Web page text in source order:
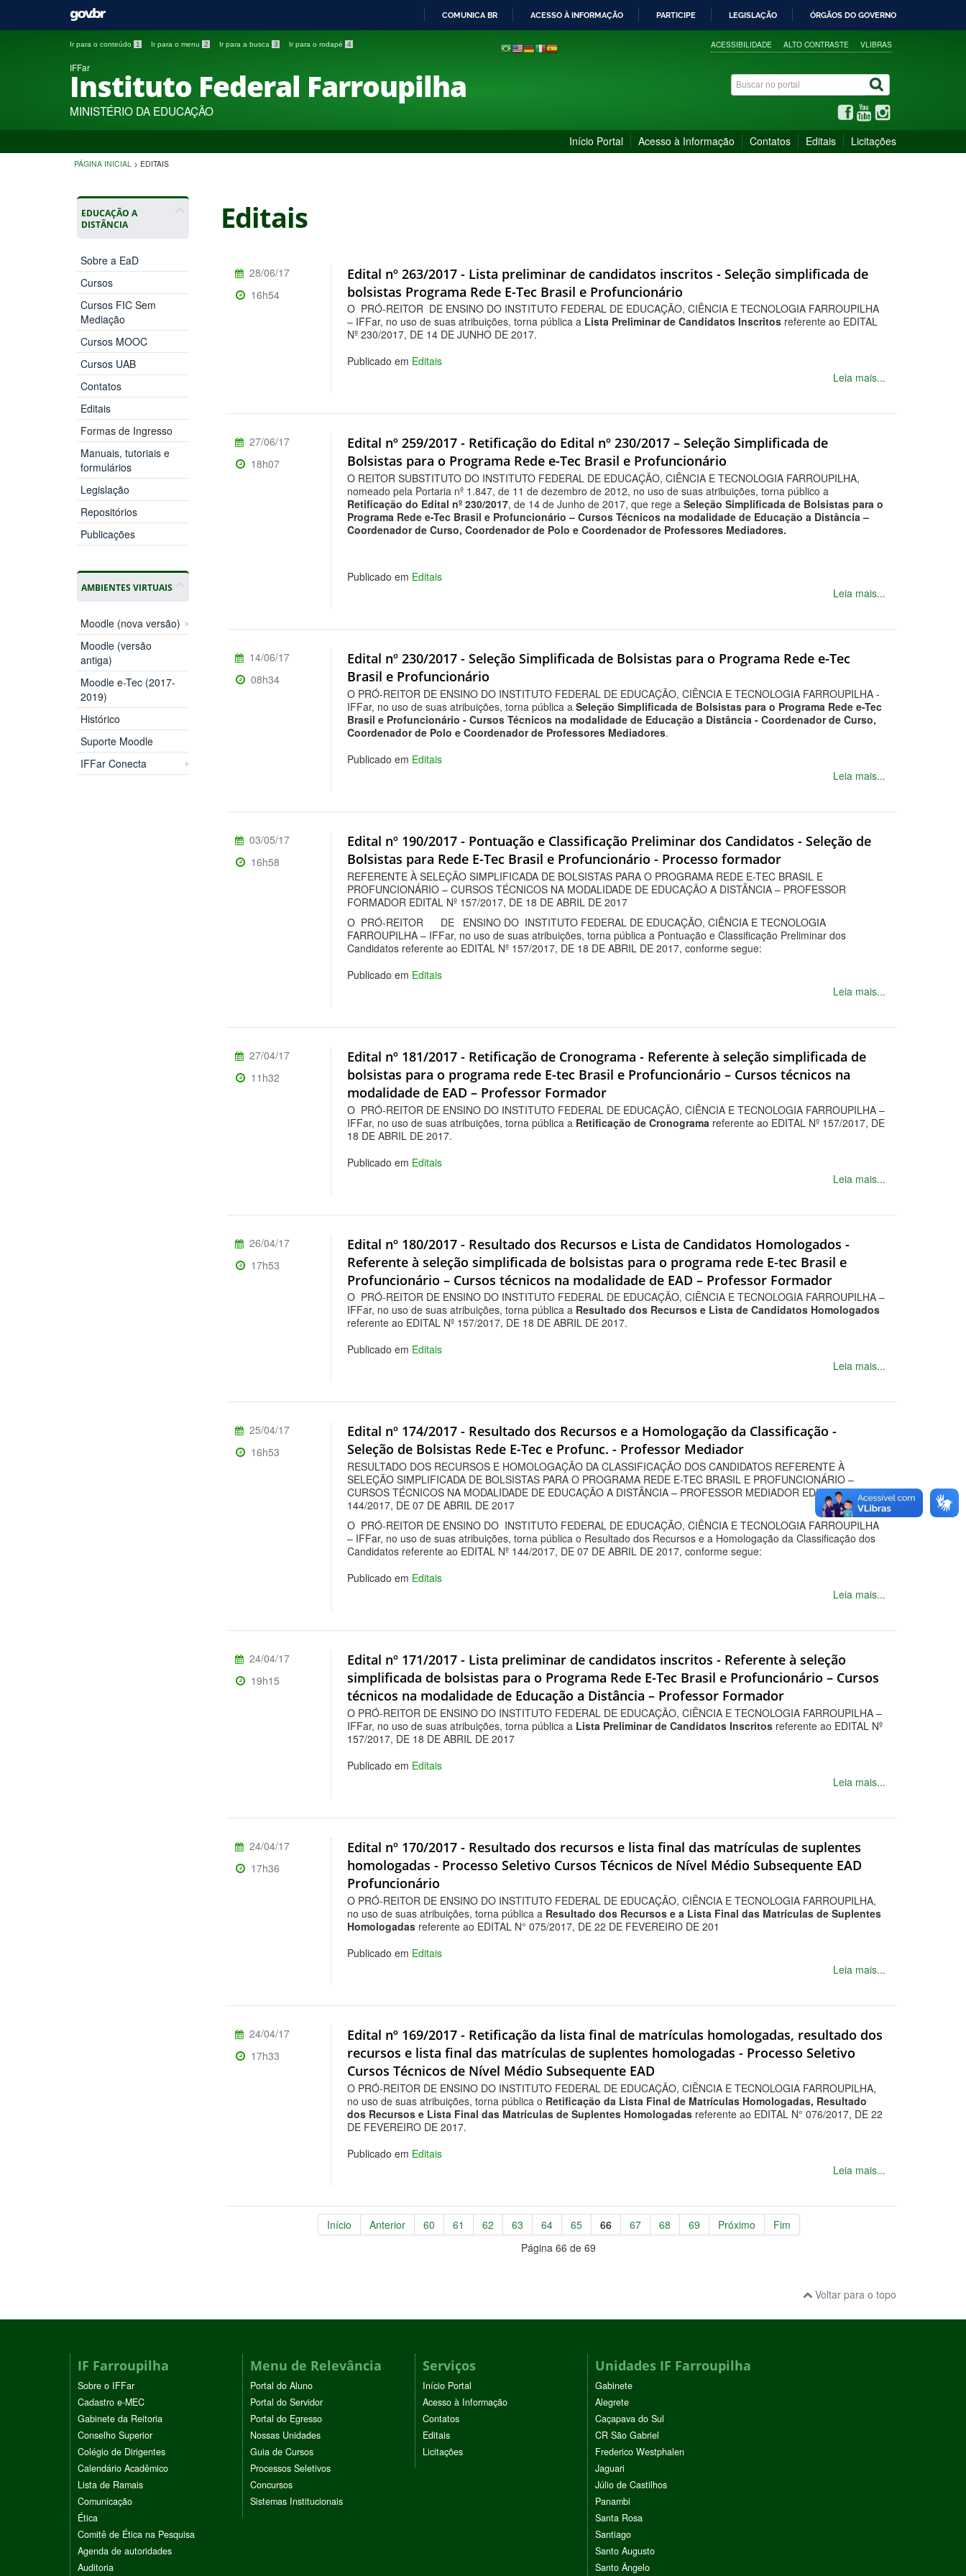
PARA
COMUNICA BR ACESSO À INFORMAÇÃO PARTICIPE LEGISLAÇÃO ÓRGÃOS DO GOVERNO
Ir para o conteúdo 1 Ir para o menu 2 Ir para a busca 3 Ir para o rodapé 4 ACESSIBILIDADE ALTO CONTRASTE VLIBRAS
IFFar
Instituto Federal Farroupilha
MINISTÉRIO DA EDUCAÇÃO
Início Portal Acesso à Informação Contatos Editais Licitações
PÁGINA INICIAL > EDITAIS
EDUCAÇÃO A
DISTÂNCIA
Sobre a EaD
Cursos
Cursos FIC Sem
Mediação
Cursos MOOC
Cursos UAB
Contatos
Editais
Formas de Ingresso
Manuais, tutoriais e
formulários
Legislação
Repositórios
Publicações
AMBIENTES VIRTUAIS
Moodle (nova versão)
Moodle (versão
antiga)
Moodle e-Tec (2017-
2019)
Histórico
Suporte Moodle
IFFar Conecta
Editais
Edital nº 263/2017 - Lista preliminar de candidatos inscritos - Seleção simplificada de
bolsistas Programa Rede E-Tec Brasil e Profuncionário
O PRÓ-REITOR DE ENSINO DO INSTITUTO FEDERAL DE EDUCAÇÃO, CIÊNCIA E TECNOLOGIA FARROUPILHA
– IFFar, no uso de suas atribuições, torna pública a Lista Preliminar de Candidatos Inscritos referente ao EDITAL
Nº 230/2017, DE 14 DE JUNHO DE 2017.
Publicado em Editais
Leia mais...
28/06/17
16h54
Edital nº 259/2017 - Retificação do Edital nº 230/2017 – Seleção Simplificada de
Bolsistas para o Programa Rede e-Tec Brasil e Profuncionário
O REITOR SUBSTITUTO DO INSTITUTO FEDERAL DE EDUCAÇÃO, CIÊNCIA E TECNOLOGIA FARROUPILHA,
nomeado pela Portaria nº 1.847, de 11 de dezembro de 2012, no uso de suas atribuições, torna público a
Retificação do Edital nº 230/2017, de 14 de Junho de 2017, que rege aSeleção Simplificada de Bolsistas para o
Programa Rede e-Tec Brasil e Profuncionário – Cursos Técnicos na modalidade de Educação a Distância –
Coordenador de Curso, Coordenador de Polo e Coordenador de Professores Mediadores.
Publicado em Editais
Leia mais...
27/06/17
18h07
Edital nº 230/2017 - Seleção Simplificada de Bolsistas para o Programa Rede e-Tec
Brasil e Profuncionário
O PRÓ-REITOR DE ENSINO DO INSTITUTO FEDERAL DE EDUCAÇÃO, CIÊNCIA E TECNOLOGIA FARROUPILHA -
IFFar, no uso de suas atribuições, torna pública aSeleção Simplificada de Bolsistas para o Programa Rede e-Tec
Brasil e Profuncionário - Cursos Técnicos na modalidade de Educação a Distância - Coordenador de Curso,
Coordenador de Polo e Coordenador de Professores Mediadores.
Publicado em Editais
Leia mais...
14/06/17
08h34
Edital nº 190/2017 - Pontuação e Classificação Preliminar dos Candidatos - Seleção de
Bolsistas para Rede E-Tec Brasil e Profuncionário - Processo formador
REFERENTE À SELEÇÃO SIMPLIFICADA DE BOLSISTAS PARA O PROGRAMA REDE E-TEC BRASIL E
PROFUNCIONÁRIO – CURSOS TÉCNICOS NA MODALIDADE DE EDUCAÇÃO A DISTÂNCIA – PROFESSOR
FORMADOR EDITAL Nº 157/2017, DE 18 DE ABRIL DE 2017
O PRÓ-REITOR DE ENSINO DO INSTITUTO FEDERAL DE EDUCAÇÃO, CIÊNCIA E TECNOLOGIA
FARROUPILHA – IFFar, no uso de suas atribuições, torna pública a Pontuação e Classificação Preliminar dos
Candidatos referente ao EDITAL Nº 157/2017, DE 18 DE ABRIL DE 2017, conforme segue:
Publicado em Editais
Leia mais...
03/05/17
16h58
Edital nº 181/2017 - Retificação de Cronograma - Referente à seleção simplificada de
bolsistas para o programa rede E-tec Brasil e Profuncionário – Cursos técnicos na
modalidade de EAD – Professor Formador
O PRÓ-REITOR DE ENSINO DO INSTITUTO FEDERAL DE EDUCAÇÃO, CIÊNCIA E TECNOLOGIA FARROUPILHA –
IFFar, no uso de suas atribuições, torna pública a Retificação de Cronograma referente ao EDITAL Nº 157/2017, DE
18 DE ABRIL DE 2017.
Publicado em Editais
Leia mais...
27/04/17
11h32
Edital nº 180/2017 - Resultado dos Recursos e Lista de Candidatos Homologados -
Referente à seleção simplificada de bolsistas para o programa rede E-tec Brasil e
Profuncionário – Cursos técnicos na modalidade de EAD – Professor Formador
O PRÓ-REITOR DE ENSINO DO INSTITUTO FEDERAL DE EDUCAÇÃO, CIÊNCIA E TECNOLOGIA FARROUPILHA –
IFFar, no uso de suas atribuições, torna pública a Resultado dos Recursos e Lista de Candidatos Homologados
referente ao EDITAL Nº 157/2017, DE 18 DE ABRIL DE 2017.
Publicado em Editais
Leia mais...
26/04/17
17h53
Edital nº 174/2017 - Resultado dos Recursos e a Homologação da Classificação -
Seleção de Bolsistas Rede E-Tec e Profunc. - Professor Mediador
RESULTADO DOS RECURSOS E HOMOLOGAÇÃO DA CLASSIFICAÇÃO DOS CANDIDATOS REFERENTE À
SELEÇÃO SIMPLIFICADA DE BOLSISTAS PARA O PROGRAMA REDE E-TEC BRASIL E PROFUNCIONÁRIO –
CURSOS TÉCNICOS NA MODALIDADE DE EDUCAÇÃO A DISTÂNCIA – PROFESSOR MEDIADOR EDITAL Nº
144/2017, DE 07 DE ABRIL DE 2017
O PRÓ-REITOR DE ENSINO DO INSTITUTO FEDERAL DE EDUCAÇÃO, CIÊNCIA E TECNOLOGIA FARROUPILHA
– IFFar, no uso de suas atribuições, torna pública o Resultado dos Recursos e a Homologação da Classificação dos
Candidatos referente ao EDITAL Nº 144/2017, DE 07 DE ABRIL DE 2017, conforme segue:
Publicado em Editais
Leia mais...
25/04/17
16h53
Edital nº 171/2017 - Lista preliminar de candidatos inscritos - Referente à seleção
simplificada de bolsistas para o Programa Rede E-Tec Brasil e Profuncionário – Cursos
técnicos na modalidade de Educação a Distância – Professor Formador
O PRÓ-REITOR DE ENSINO DO INSTITUTO FEDERAL DE EDUCAÇÃO, CIÊNCIA E TECNOLOGIA FARROUPILHA –
IFFar, no uso de suas atribuições, torna pública a Lista Preliminar de Candidatos Inscritos referente ao EDITAL Nº
157/2017, DE 18 DE ABRIL DE 2017
Publicado em Editais
Leia mais...
24/04/17
19h15
Edital nº 170/2017 - Resultado dos recursos e lista final das matrículas de suplentes
homologadas - Processo Seletivo Cursos Técnicos de Nível Médio Subsequente EAD
Profuncionário
O PRÓ-REITOR DE ENSINO DO INSTITUTO FEDERAL DE EDUCAÇÃO, CIÊNCIA E TECNOLOGIA FARROUPILHA,
no uso de suas atribuições, torna pública a Resultado dos Recursos e a Lista Final das Matrículas de Suplentes
Homologadas referente ao EDITAL N° 075/2017, DE 22 DE FEVEREIRO DE 201
Publicado em Editais
Leia mais...
24/04/17
17h36
Edital nº 169/2017 - Retificação da lista final de matrículas homologadas, resultado dos
recursos e lista final das matrículas de suplentes homologadas - Processo Seletivo
Cursos Técnicos de Nível Médio Subsequente EAD
O PRÓ-REITOR DE ENSINO DO INSTITUTO FEDERAL DE EDUCAÇÃO, CIÊNCIA E TECNOLOGIA FARROUPILHA,
no uso de suas atribuições, torna pública o Retificação da Lista Final de Matrículas Homologadas, Resultado
dos Recursos e Lista Final das Matrículas de Suplentes Homologadas referente ao EDITAL N° 076/2017, DE 22
DE FEVEREIRO DE 2017.
Publicado em Editais
Leia mais...
24/04/17
17h33
Início Anterior 60 61 62 63 64 65 66 67 68 69 Próximo
Fim
Página 66 de 69
Voltar para o topo
IF Farroupilha
Sobre o IFFar
Cadastro e-MEC
Gabinete da Reitoria
Conselho Superior
Colégio de Dirigentes
Calendário Acadêmico
Lista de Ramais
Comunicação
Ética
Comitê de Ética na Pesquisa
Agenda de autoridades
Auditoria
Menu de Relevância
Portal do Aluno
Portal do Servidor
Portal do Egresso
Nossas Unidades
Guia de Cursos
Processos Seletivos
Concursos
Sistemas Institucionais
Serviços
Início Portal
Acesso à Informação
Contatos
Editais
Licitações
Unidades IF Farroupilha
Gabinete
Alegrete
Caçapava do Sul
CR São Gabriel
Frederico Westphalen
Jaguari
Júlio de Castilhos
Panambi
Santa Rosa
Santiago
Santo Augusto
Santo Ângelo